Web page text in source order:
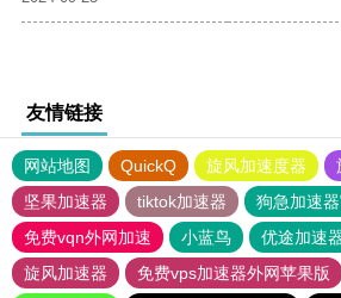
友情链接
网站地图 QuickQ 旋风加速度器
坚果加速器
tiktok加速器
狗急加速
免费vqn外网加速
小蓝鸟 优途加速
旋风加速器
免费vps加速器外网苹果版